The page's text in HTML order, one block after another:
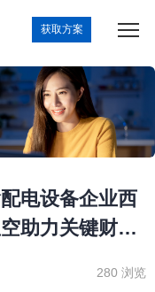
获取方案
电设备企业西
助力关键财务
280 浏览